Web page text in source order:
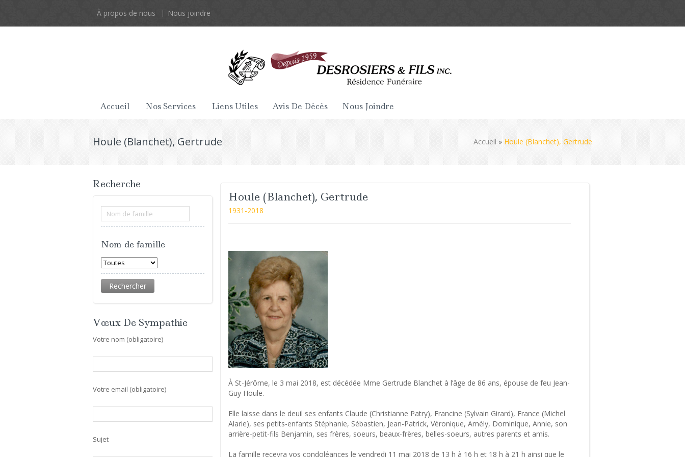
À propos de nous Nous joindre
Accueil Nos Services Liens Utiles Avis De Décès Nous Joindre
Houle (Blanchet), Gertrude Accueil » Houle (Blanchet), Gertrude
Houle (Blanchet), Gertrude
1931-2018
À St-Jérôme, le 3 mai 2018, est décédée Mme Gertrude Blanchet à l’âge de 86 ans, épouse de feu Jean-
Guy Houle.
Elle laisse dans le deuil ses enfants Claude (Christianne Patry), Francine (Sylvain Girard), France (Michel
Alarie), ses petits-enfants Stéphanie, Sébastien, Jean-Patrick, Véronique, Amély, Dominique, Annie, son
arrière-petit-fils Benjamin, ses frères, soeurs, beaux-frères, belles-soeurs, autres parents et amis.
La famille recevra vos condoléances le vendredi 11 mai 2018 de 13 h à 16 h et 18 h à 21 h ainsi que le
Recherche
Nom de famille
Vœux De Sympathie
Votre nom (obligatoire)
Votre email (obligatoire)
Sujet